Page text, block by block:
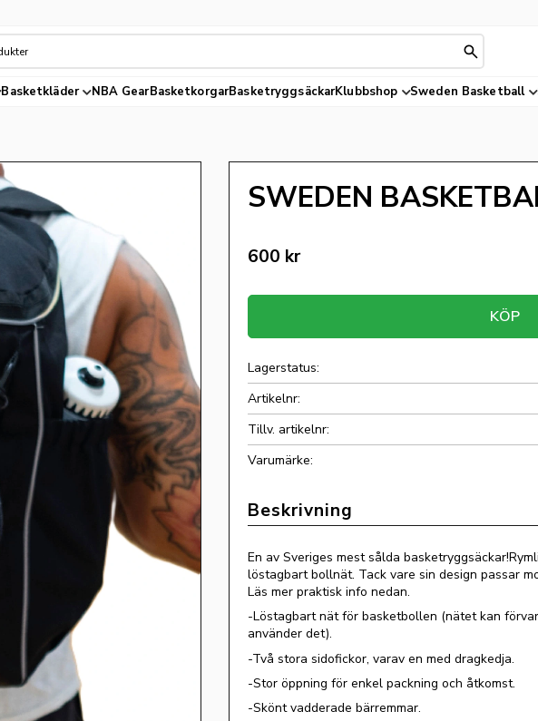
Basketkläder NBA GearBasketkorgarBasketryggsäckarKlubbshop Sweden Basketball
SWEDEN
600 kr
KÖP
Lagerstatus
Artikelnr
Tillv. artikelnr
En av Sveriges mest sålda
löstagbart bollnät. Tack vare sin design passar
Läs mer praktisk info nedan.
-Löstagbart nät för basketbollen (nätet kan
använder det).
-Två stora sidofickor, varav en med dragkedja.
-Stor öppning för enkel packning och åtkomst.
-Skönt vadderade bärremmar.